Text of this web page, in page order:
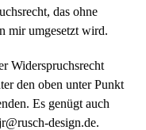
das ohne
mir umgesetzt wird.
Widerspruchsrecht
den oben unter Punkt
Es genügt auch
design.de.